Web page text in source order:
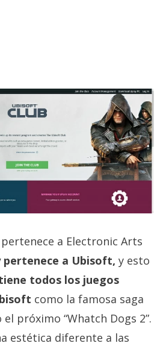
a Electronic Arts
pertenece a Ubisoft, y esto
todos los juegos
como la famosa saga
el próximo “Whatch Dogs 2”.
estética diferente a las